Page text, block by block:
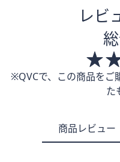
レビ
※QVCで、この商品をご
た
商品レビュー